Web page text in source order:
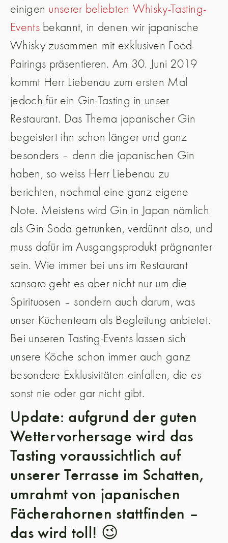
einigen unserer beliebten Whisky-Tasting-
Eventsbekannt, in denen wir japanische
Whisky zusammen mit exklusiven Food-
Pairings präsentieren. Am 30. Juni 2019
kommt Herr Liebenau zum ersten Mal
jedoch für ein Gin-Tasting in unser
Restaurant. Das Thema japanischer Gin
begeistert ihn schon länger und ganz
besonders – denn die japanischen Gin
haben, so weiss Herr Liebenau zu
berichten, nochmal eine ganz eigene
Note. Meistens wird Gin in Japan nämlich
als Gin Soda getrunken, verdünnt also, und
muss dafür im Ausgangsprodukt prägnanter
sein. Wie immer bei uns im Restaurant
sansaro geht es aber nicht nur um die
Spirituosen – sondern auch darum, was
unser Küchenteam als Begleitung anbietet.
Bei unseren Tasting-Events lassen sich
unsere Köche schon immer auch ganz
besondere Exklusivitäten einfallen, die es
sonst nie oder gar nicht gibt.
Update: aufgrund der guten
Wettervorhersage wird das
Tasting voraussichtlich auf
unserer Terrasse im Schatten,
umrahmt von japanischen
Fächerahornen stattfinden –
das wird toll! 😉